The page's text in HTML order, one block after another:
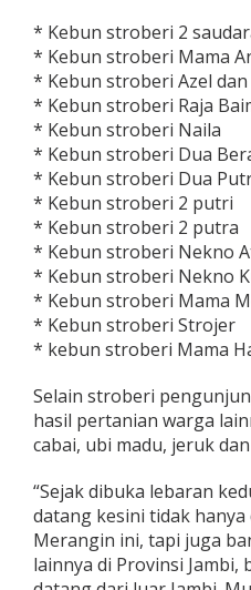
* Kebun stroberi 2
* Kebun stroberi Mama
* Kebun stroberi Azel dan
* Kebun stroberi Raja
* Kebun stroberi Naila
* Kebun stroberi Dua
* Kebun stroberi Dua
* Kebun stroberi 2 putri
* Kebun stroberi 2 putra
* Kebun stroberi Nekno
* Kebun stroberi Nekno
* Kebun stroberi Mama
* Kebun stroberi Strojer
* kebun stroberi Mama
Selain stroberi
hasil pertanian warga
cabai, ubi madu, jeruk
“Sejak dibuka lebaran
datang kesini tidak
Merangin ini, tapi juga
lainnya di Provinsi Jambi,